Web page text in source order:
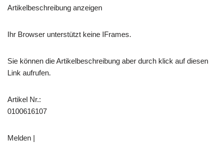
Artikelbeschreibung anzeigen
Ihr Browser unterstützt keine IFrames.
Sie können die Artikelbeschreibung aber durch klick auf diesen
Link aufrufen.
Artikel Nr.:
0100616107
Melden |